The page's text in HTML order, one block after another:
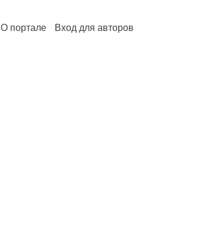
О портале Вход для авторов